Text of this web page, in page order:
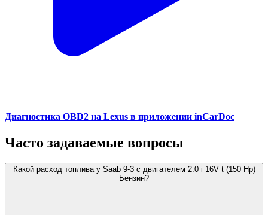
Диагностика OBD2 на Lexus в приложении inCarDoc
Часто задаваемые вопросы
Какой расход топлива у Saab 9-3 с двигателем 2.0 i 16V t (150 Hp)
Бензин?